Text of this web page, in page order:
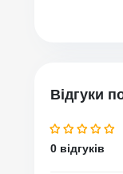
Відгуки
0 відгуків